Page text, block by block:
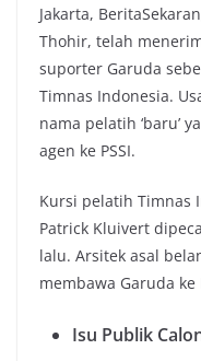
Jakarta,
Thohir, telah
suporter Garuda
Timnas Indonesia.
nama pelatih ‘baru’
agen ke PSSI.
Kursi pelatih Timnas
Patrick Kluivert
lalu. Arsitek asal
membawa Garuda ke
Isu Publik